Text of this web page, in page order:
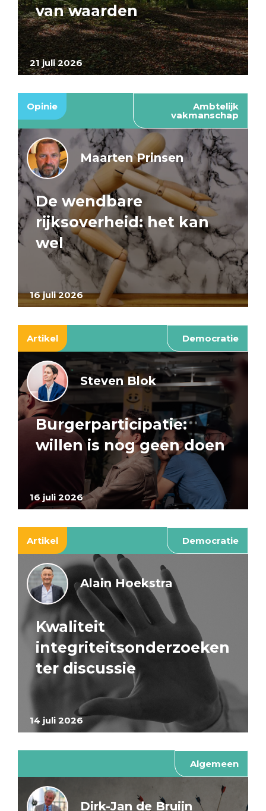
21 juli 2026
van waarden
Opinie Ambtelijk
vakmanschap
16 juli 2026
Maarten Prinsen
De wendbare
rijksoverheid: het kan
wel
Artikel Democratie
16 juli 2026
Steven Blok
Burgerparticipatie:
willen is nog geen doen
Artikel Democratie
14 juli 2026
Alain Hoekstra
Kwaliteit
integriteitsonderzoeken
ter discussie
Algemeen
Dirk-Jan de Bruijn